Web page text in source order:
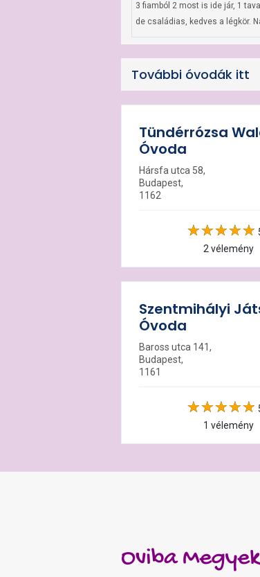
3 fiamból 2 most is ide jár, 1
de családias, kedves a légkör.
További óvodák itt
Tündérrózsa
Óvoda
Hársfa utca 58,
Budapest,
1162
2 vélemény
Szentmihályi
Óvoda
Baross utca 141,
Budapest,
1161
1 vélemény
Oviba Megyek